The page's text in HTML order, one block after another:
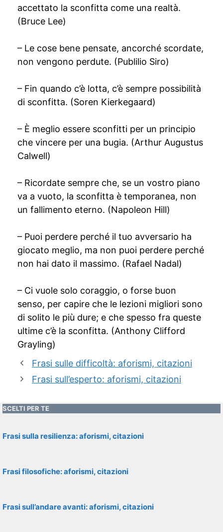
accettato la sconfitta come una realtà.
(Bruce Lee)
– Le cose bene pensate, ancorché scordate,
non vengono perdute. (Publilio Siro)
– Fin quando c’è lotta, c’è sempre possibilità
di sconfitta. (Soren Kierkegaard)
– È meglio essere sconfitti per un principio
che vincere per una bugia. (Arthur Augustus
Calwell)
– Ricordate sempre che, se un vostro piano
va a vuoto, la sconfitta è temporanea, non
un fallimento eterno. (Napoleon Hill)
– Puoi perdere perché il tuo avversario ha
giocato meglio, ma non puoi perdere perché
non hai dato il massimo. (Rafael Nadal)
– Ci vuole solo coraggio, o forse buon
senso, per capire che le lezioni migliori sono
di solito le più dure; e che spesso fra queste
ultime c’è la sconfitta. (Anthony Clifford
Grayling)
Frasi sulle difficoltà: aforismi, citazioni
Frasi sull’esperto: aforismi, citazioni
SCELTI PER TE
Frasi sulla resilienza: aforismi, citazioni
Frasi filosofiche: aforismi, citazioni
Frasi sull’andare avanti: aforismi, citazioni